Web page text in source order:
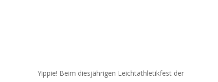
Yippie! Beim diesjährigen Leichtathletikfest der